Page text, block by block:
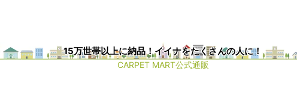
15万世帯以上に納品！イイナをたくさんの人に！
CARPET MART公式通販